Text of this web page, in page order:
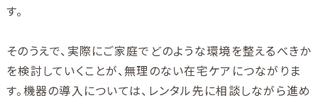
す。
そのうえで、実際にご家庭でどのような環境を整えるべきか
を検討していくことが、無理のない在宅ケアにつながりま
す。機器の導入については、レンタル先に相談しながら進め